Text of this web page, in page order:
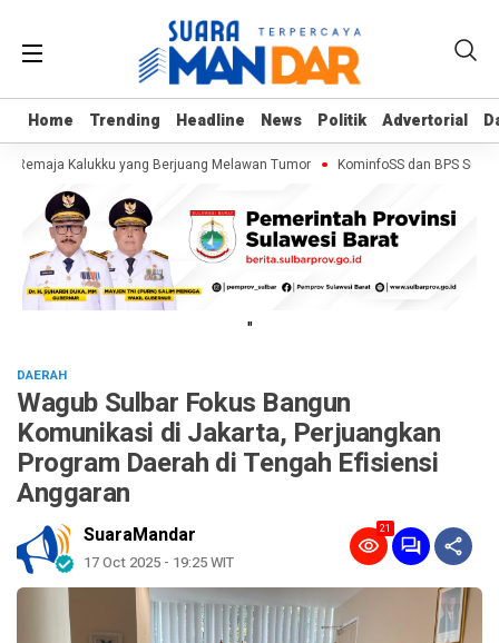
Home Trending Headline News Politik Advertorial
Home Trending Headline News Politik Advertorial
Kalukku yang Berjuang Melawan Tumor KominfoSS dan BPS
"
DAERAH
Wagub Sulbar Fokus Bangun
Komunikasi di Jakarta, Perjuangkan
Program Daerah di Tengah Efisiensi
Anggaran
SuaraMandar
17 Oct 2025 - 19:25 WIT
21